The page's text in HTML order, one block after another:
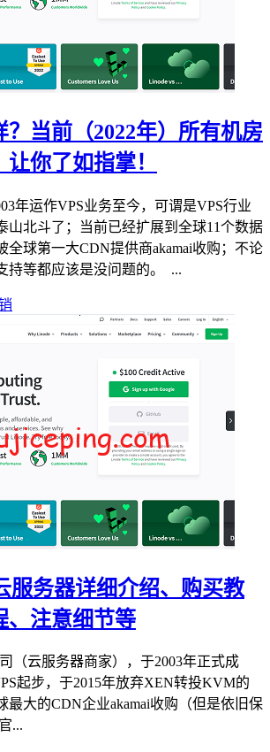
？当前（2022年）所有机房
你了如指掌！
年运作VPS业务至今，可谓是VPS行业
山北斗了；当前已经扩展到全球11个数据
全球第一大CDN提供商akamai收购；不论
持等都应该是没问题的。 ...
服务器详细介绍、购买教
、注意细节等
（云服务器商家），于2003年正式成
起步，于2015年放弃XEN转投KVM的
最大的CDN企业akamai收购（但是依旧保
...